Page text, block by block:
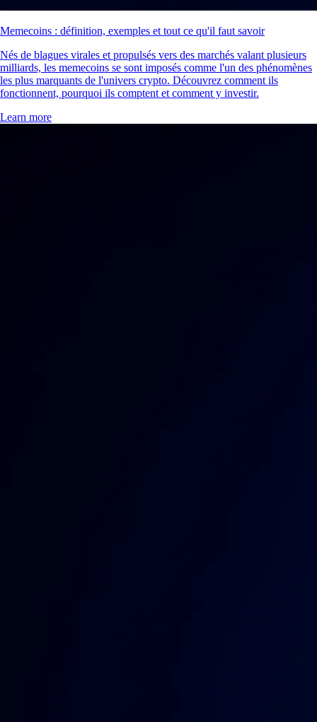
Memecoins : définition, exemples et tout ce qu'il faut savoir
Nés de blagues virales et propulsés vers des marchés valant plusieurs
milliards, les memecoins se sont imposés comme l'un des phénomènes
les plus marquants de l'univers crypto. Découvrez comment ils
fonctionnent, pourquoi ils comptent et comment y investir.
Learn more